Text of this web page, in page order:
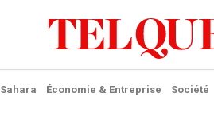
Sahara Économie & Entreprise Société